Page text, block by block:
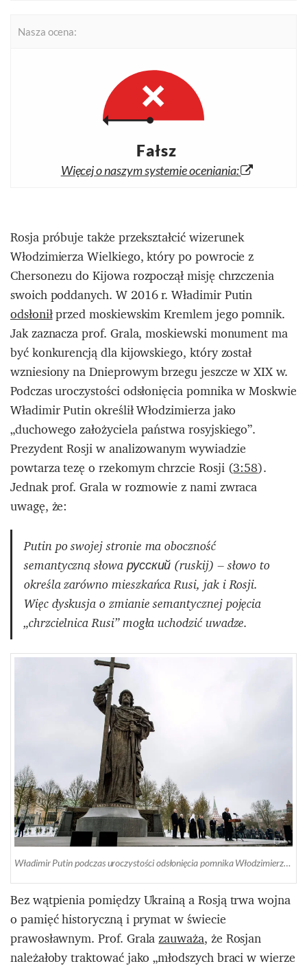
Nasza ocena:
Fałsz
Więcej o naszym systemie oceniania:
Rosja próbuje także przekształcić wizerunek
Włodzimierza Wielkiego, który po powrocie z
Chersonezu do Kijowa rozpoczął misję chrzczenia
swoich poddanych. W 2016 r. Władimir Putin
odsłoniłprzed moskiewskim Kremlem jego pomnik.
Jak zaznacza prof. Grala, moskiewski monument ma
być konkurencją dla kijowskiego, który został
wzniesiony na Dnieprowym brzegu jeszcze w XIX w.
Podczas uroczystości odsłonięcia pomnika w Moskwie
Władimir Putin określił Włodzimierza jako
„duchowego założyciela państwa rosyjskiego”.
Prezydent Rosji w analizowanym wywiadzie
powtarza tezę o rzekomym chrzcie Rosji (3:58).
Jednak prof. Grala w rozmowie z nami zwraca
uwagę, że:
Putin po swojej stronie ma oboczność
semantyczną słowa русский (ruskij) – słowo to
określa zarówno mieszkańca Rusi, jak i Rosji.
Więc dyskusja o zmianie semantycznej pojęcia
„chrzcielnica Rusi” mogła uchodzić uwadze.
Władimir Putin podczas uroczystości odsłonięcia pomnika Włodzimierza Wielkiego w 2016 r. Źródło: Wikimedia
Bez wątpienia pomiędzy Ukrainą a Rosją trwa wojna
o pamięć historyczną i prymat w świecie
prawosławnym. Prof. Gralazauważa, że Rosjan
należałoby traktować jako „młodszych braci w wierze